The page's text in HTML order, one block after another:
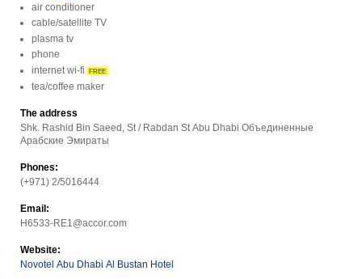
air conditioner
cable/satellite TV
plasma tv
phone
internet wi-fi FREE
tea/coffee maker
The address
Shk. Rashid Bin Saeed, St / Rabdan St Abu Dhabi Объединенные
Арабские Эмираты
Phones:
(+971) 2/5016444
Email:
H6533-RE1@accor.com
Website:
Novotel Abu Dhabi Al Bustan Hotel